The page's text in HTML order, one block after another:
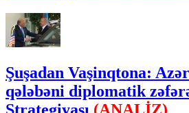
Şuşadan Vaşinqtona:
qələbəni diplomatik